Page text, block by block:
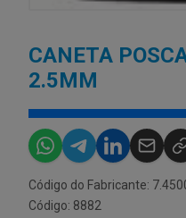
CANETA
2.5MM
Código do Fabricante:
Código: 8882